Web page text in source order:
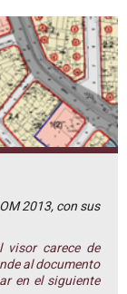
2013, con sus
visor carece de
al documento
en el siguiente